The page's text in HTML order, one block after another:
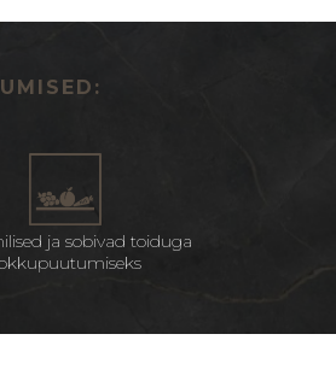
ja sobivad toiduga